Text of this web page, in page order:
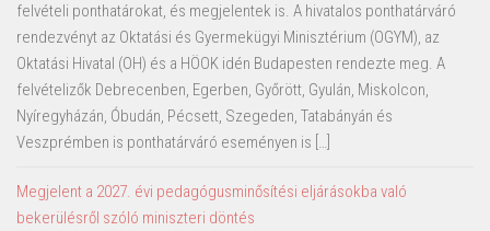
felvételi ponthatárokat, és megjelentek is. A hivatalos ponthatárváró
rendezvényt az Oktatási és Gyermekügyi Minisztérium (OGYM), az
Oktatási Hivatal (OH) és a HÖOK idén Budapesten rendezte meg. A
felvételizők Debrecenben, Egerben, Győrött, Gyulán, Miskolcon,
Nyíregyházán, Óbudán, Pécsett, Szegeden, Tatabányán és
Veszprémben is ponthatárváró eseményen is […]
Megjelent a 2027. évi pedagógusminősítési eljárásokba való
bekerülésről szóló miniszteri döntés